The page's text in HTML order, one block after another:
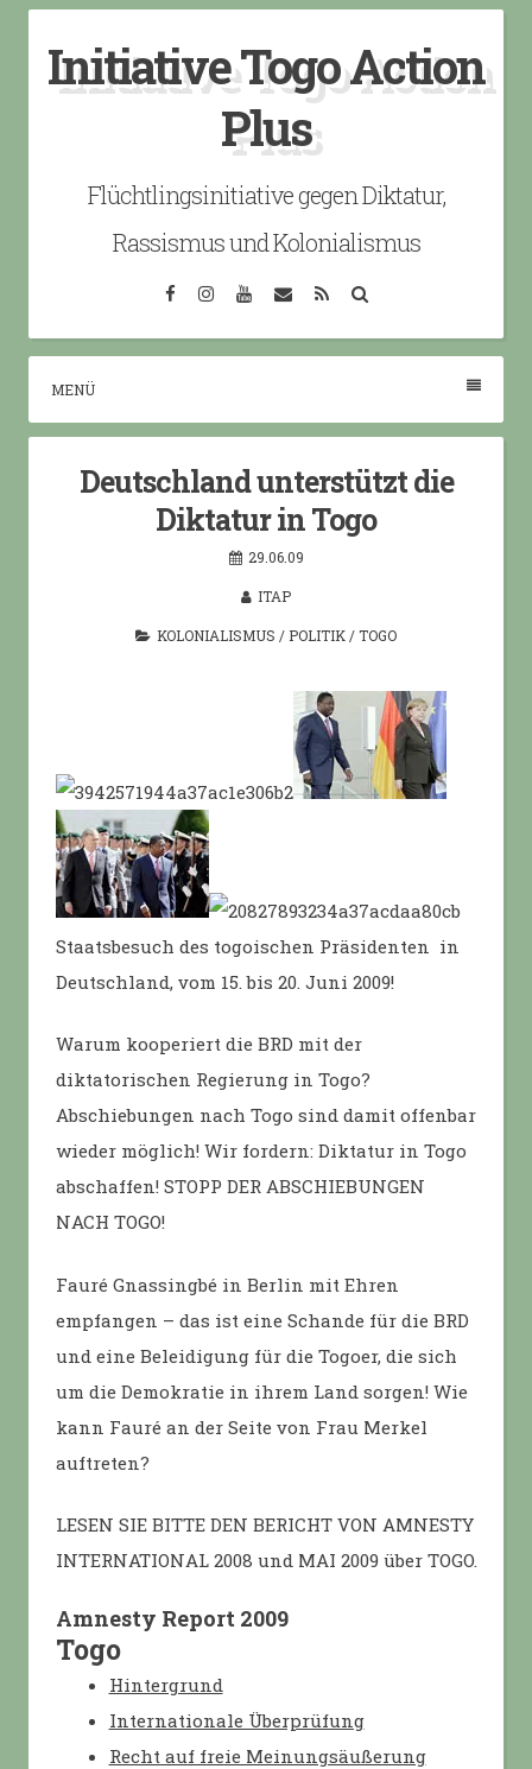
content
Initiative Togo Action
Plus
Flüchtlingsinitiative gegen Diktatur,
Rassismus und Kolonialismus
FacebookInstagramYouTube
EmailRSS
MENÜ
Deutschland unterstützt die
Diktatur in Togo
29.06.09
ITAP
KOLONIALISMUS / POLITIK /TOGO
Staatsbesuch des togoischen Präsidenten in
Deutschland, vom 15. bis 20. Juni 2009!
Warum kooperiert die BRD mit der
diktatorischen Regierung in Togo?
Abschiebungen nach Togo sind damit offenbar
wieder möglich! Wir fordern: Diktatur in Togo
abschaffen! STOPP DER ABSCHIEBUNGEN
NACH TOGO!
Fauré Gnassingbé in Berlin mit Ehren
empfangen – das ist eine Schande für die BRD
und eine Beleidigung für die Togoer, die sich
um die Demokratie in ihrem Land sorgen! Wie
kann Fauré an der Seite von Frau Merkel
auftreten?
LESEN SIE BITTE DEN BERICHT VON AMNESTY
INTERNATIONAL 2008 und MAI 2009 über TOGO.
Amnesty Report 2009
Togo
Hintergrund
Internationale Überprüfung
Recht auf freie Meinungsäußerung